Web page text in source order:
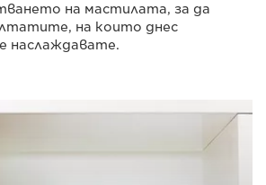
на мастилата, за да
на които днес
наслаждавате.